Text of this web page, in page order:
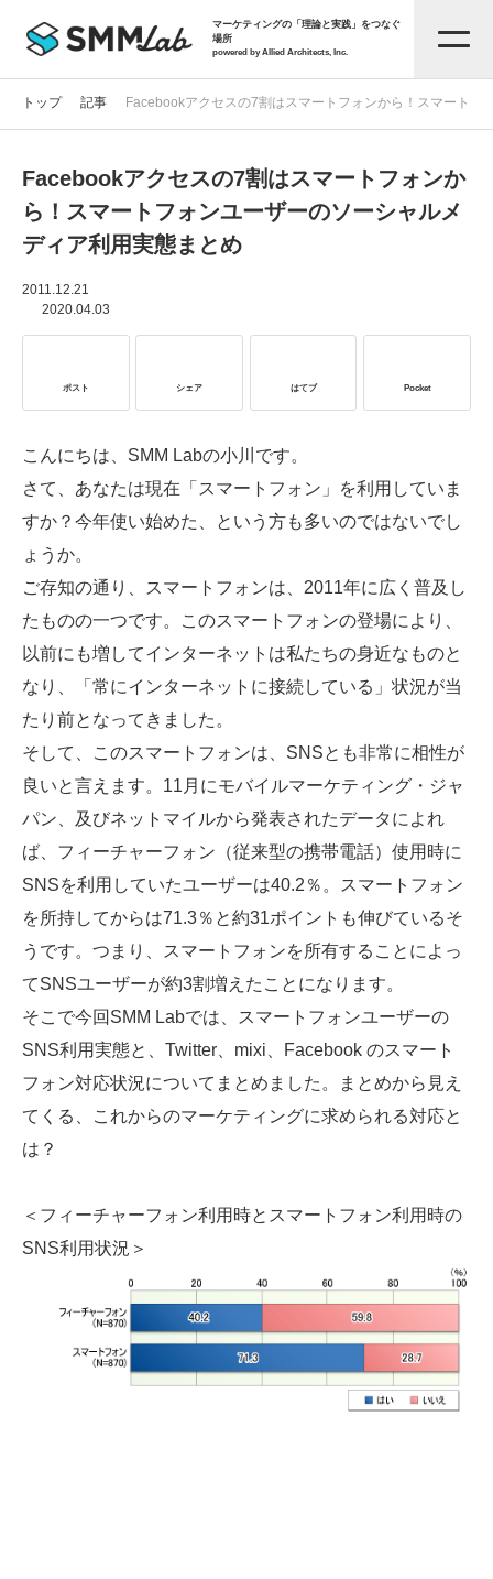
マーケティングの「理論と実践」をつなぐ
場所
powered by Allied Architects, Inc.
記事一覧
タグから探す
お役立ち資料
サービス資料
SMMLabについて
トップ 記事 Facebookアクセスの7割はスマートフォンから！スマートフ
Facebookアクセスの7割はスマートフォンか
ら！スマートフォンユーザーのソーシャルメ
ディア利用実態まとめ
2011.12.21
2020.04.03
ポスト シェア はてブ Pocket
こんにちは、SMM Labの小川です。
さて、あなたは現在「スマートフォン」を利用していま
すか？今年使い始めた、という方も多いのではないでし
ょうか。
ご存知の通り、スマートフォンは、2011年に広く普及し
たものの一つです。このスマートフォンの登場により、
以前にも増してインターネットは私たちの身近なものと
なり、「常にインターネットに接続している」状況が当
たり前となってきました。
そして、このスマートフォンは、SNSとも非常に相性が
良いと言えます。11月にモバイルマーケティング・ジャ
パン、及びネットマイルから発表されたデータによれ
ば、フィーチャーフォン（従来型の携帯電話）使用時に
SNSを利用していたユーザーは40.2％。スマートフォン
を所持してからは71.3％と約31ポイントも伸びているそ
うです。つまり、スマートフォンを所有することによっ
てSNSユーザーが約3割増えたことになります。
そこで今回SMM Labでは、スマートフォンユーザーの
SNS利用実態と、Twitter、mixi、Facebook のスマート
フォン対応状況についてまとめました。まとめから見え
てくる、これからのマーケティングに求められる対応と
は？
＜フィーチャーフォン利用時とスマートフォン利用時の
SNS利用状況＞